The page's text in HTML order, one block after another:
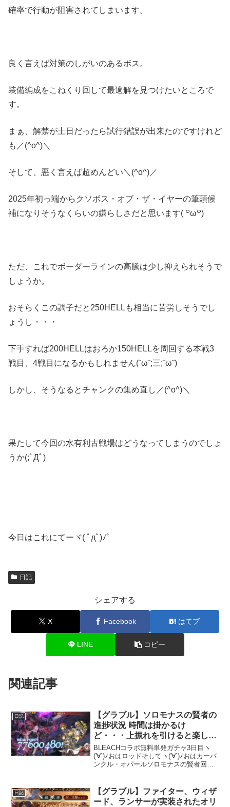
確率で行動が阻害されてしまいます。
良く言えば対策のしがいのあるボス。
装備編成をこねくり回して最適解を見つけたいところで
す。
まぁ、解禁が土日だったら試行錯誤が出来たのですけれど
も／(^o^)＼
そして、悪く言えば超めんどい＼(^o^)／
2025年初っ端からクソボス・オブ・ザ・イヤーの筆頭候
補になりそうなくらいの嫌らしさだと思います( ꒪ω꒪)
ただ、これでボーダーラインの高騰は少し抑えられそうで
しょうか。
おそらくこの調子だと250HELLも相当に苦労しそうでし
ょうし・・・
下手すれば200HELLはおろか150HELLを周回する本戦3
戦目、4戦目になるかもしれません(˘ω˘;三;˘ω˘)
しかし、そうなるとチャンクの集め直し／(^o^)＼
果たして今回の水有利古戦場はどうなってしまうのでしょ
うか(;ﾟДﾟ)
今日はこれにてーヾ( ﾟдﾟ)ﾉ゛
日記
シェアする
X Facebook はてブ
LINE コピー
関連記事
日記
【グラブル】ソロモナスの賢者の
進捗状況 時間は掛かるけ
ど・・・上振れを引けると楽しく
感じてきたぞ・・・
BLEACHコラボ無料単発ガチャ3日目ヽ
('∀`)ﾉおはロッドそしてヽ('∀`)ﾉおはカーバ
ンクル・オパールソロモナスの賢者回っ
꒪ω꒪)絶賛ソロモナスの賢者周回中...
日記
【グラブル】ファイター、ウィザ
ード、ランサーが実装されたオリ